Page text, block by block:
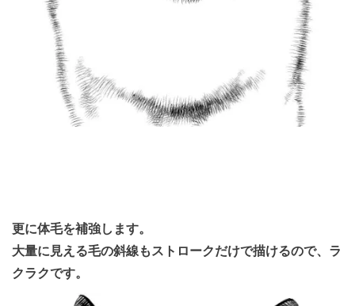
更に体毛を補強します。
大量に見える毛の斜線もストロークだけで描けるので、ラ
クラクです。